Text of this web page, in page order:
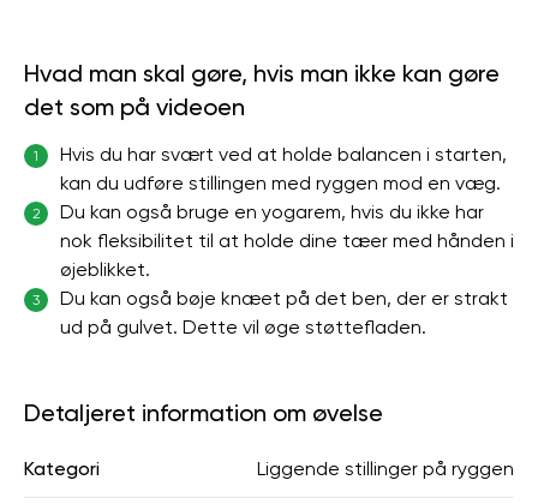
Hvad man skal gøre, hvis man ikke kan gøre
det som på videoen
1
Hvis du har svært ved at holde balancen i starten,
kan du udføre stillingen med ryggen mod en væg.
2
Du kan også bruge en yogarem, hvis du ikke har
nok fleksibilitet til at holde dine tæer med hånden i
øjeblikket.
3
Du kan også bøje knæet på det ben, der er strakt
ud på gulvet. Dette vil øge støttefladen.
Detaljeret information om øvelse
Kategori Liggende stillinger på ryggen